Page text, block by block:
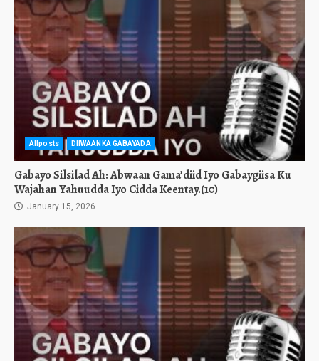
Allposts DIIWAANKA GABAYADA
Gabayo Silsilad Ah: Abwaan Gama’diid Iyo Gabaygiisa Ku
Wajahan Yahuudda Iyo Cidda Keentay.(10)
January 15, 2026